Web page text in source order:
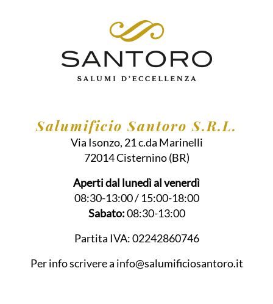
Salumificio Santoro S.R.L.
Via Isonzo, 21 c.da Marinelli
72014Cisternino (BR)
Aperti dal lunedì al venerdì
08:30-13:00 / 15:00-18:00
Sabato:08:30-13:00
Partita IVA:02242860746
Per info scrivere a info@salumificiosantoro.it